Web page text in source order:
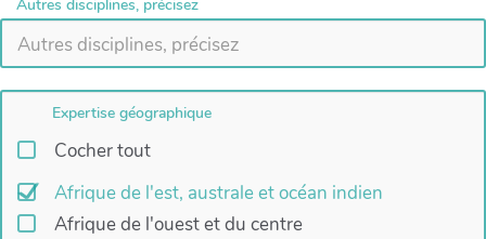
Autres disciplines, précisez
Expertise géographique
Cocher tout
Afrique de l'est, australe et océan indien
Afrique de l'ouest et du centre